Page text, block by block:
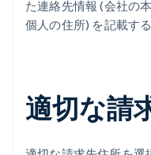
た連絡先情報 (会社の
個人の住所) を記載す
適切な請